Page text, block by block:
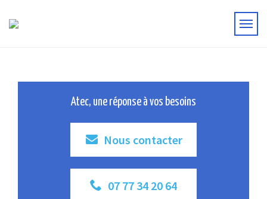
Atec, une réponse à vos besoins
Nous contacter
07 77 34 20 64